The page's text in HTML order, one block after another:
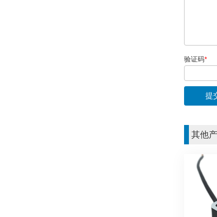
验证码*
其他